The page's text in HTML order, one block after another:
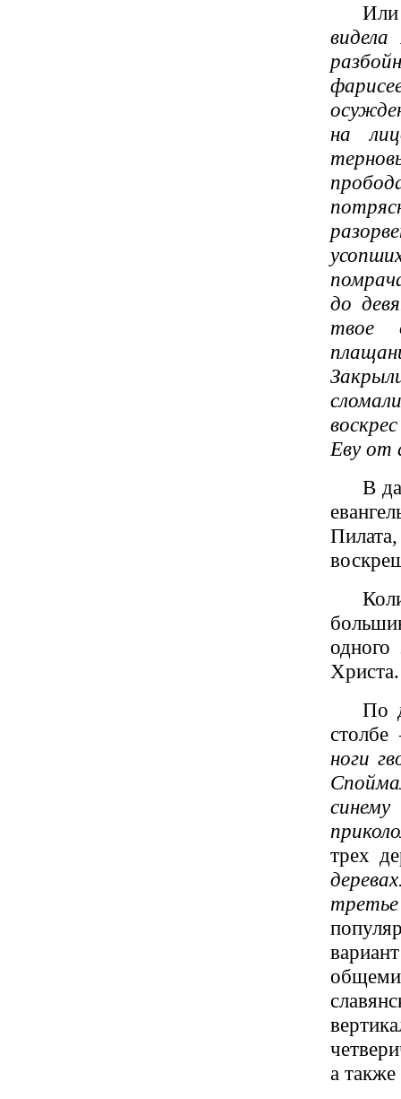
на
до
твое
Еву от
В
одного
Христа.
По
ноги
трех
а